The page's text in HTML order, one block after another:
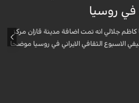
في روسيا
جلالي انه تمت اضافة مدينة قازان مركز
الاسبوع الثقافي الايراني في روسيا موضحا